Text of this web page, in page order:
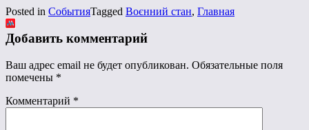
Posted in СобытияTagged Воєнний стан, Главная
Добавить комментарий
Ваш адрес email не будет опубликован. Обязательные поля
помечены *
Комментарий *